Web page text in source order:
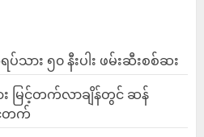
သား ၅၀ နီးပါး ဖမ်းဆီးစစ်ဆး
မြင့်တက်လာချိန်တွင် ဆန်
တက်